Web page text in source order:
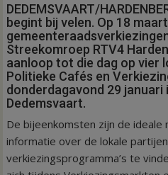
DEDEMSVAART/
begint bij velen. Op 18
Streekomroep RTV4
aanloop tot die dag op vier
Politieke Cafés en
donderdagavond 29 januari
Dedemsvaart.
De bijeenkomsten zijn de ideale
informatie over de lokale
verkiezingsprogramma’s te